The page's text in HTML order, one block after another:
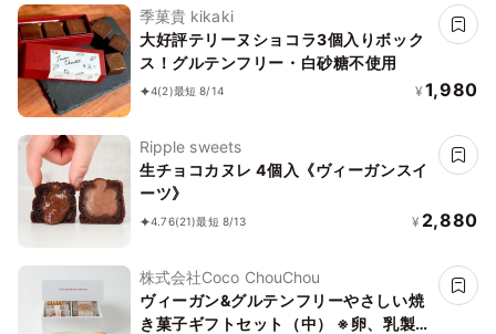
季菓貴 kikaki
大好評テリーヌショコラ3個入りボック
ス！グルテンフリー・白砂糖不使用
4(2)最短 8/14 ¥ 1,980
Ripple sweets
生チョコカヌレ 4個入《ヴィーガンスイ
ーツ》
4.76(21)最短 8/13 ¥ 2,880
株式会社Coco ChouChou
ヴィーガン&グルテンフリーやさしい焼
き菓子ギフトセット（中） ※卵、乳製